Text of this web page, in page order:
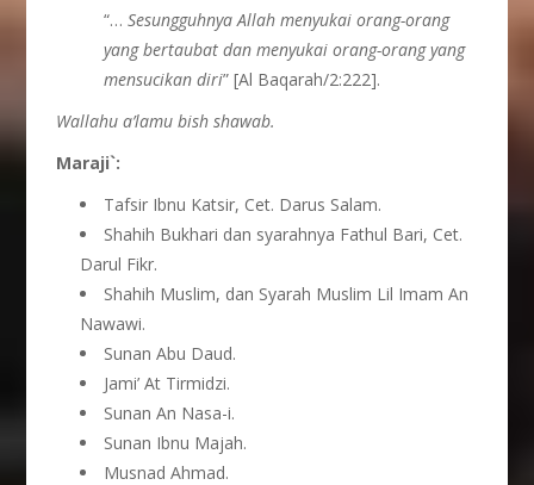
“…Sesungguhnya Allah menyukai orang-orang
yang bertaubat dan menyukai orang-orang yang
mensucikan diri” [Al Baqarah/2:222].
Wallahu a’lamu bish shawab.
Maraji`:
Tafsir Ibnu Katsir, Cet. Darus Salam.
Shahih Bukhari dan syarahnya Fathul Bari, Cet.
Darul Fikr.
Shahih Muslim, dan Syarah Muslim Lil Imam An
Nawawi.
Sunan Abu Daud.
Jami’ At Tirmidzi.
Sunan An Nasa-i.
Sunan Ibnu Majah.
Musnad Ahmad.